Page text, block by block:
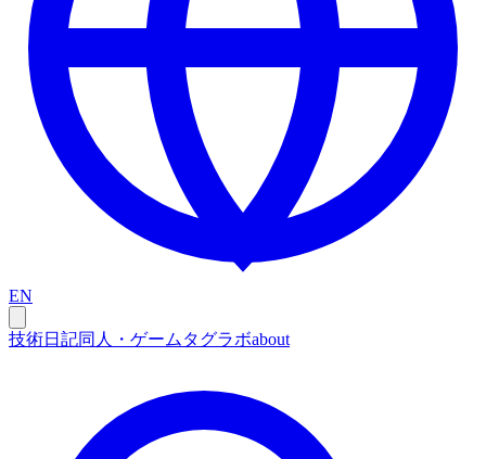
EN
技術日記同人・ゲーム タグラボabout